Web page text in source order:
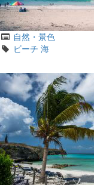
カ
テ
ゴ
自然・景色
タビーチ 海